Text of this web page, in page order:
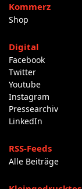
Kommerz
Shop
Digital
Facebook
Twitter
Youtube
Instagram
Pressearchiv
LinkedIn
RSS-Feeds
Alle Beiträge